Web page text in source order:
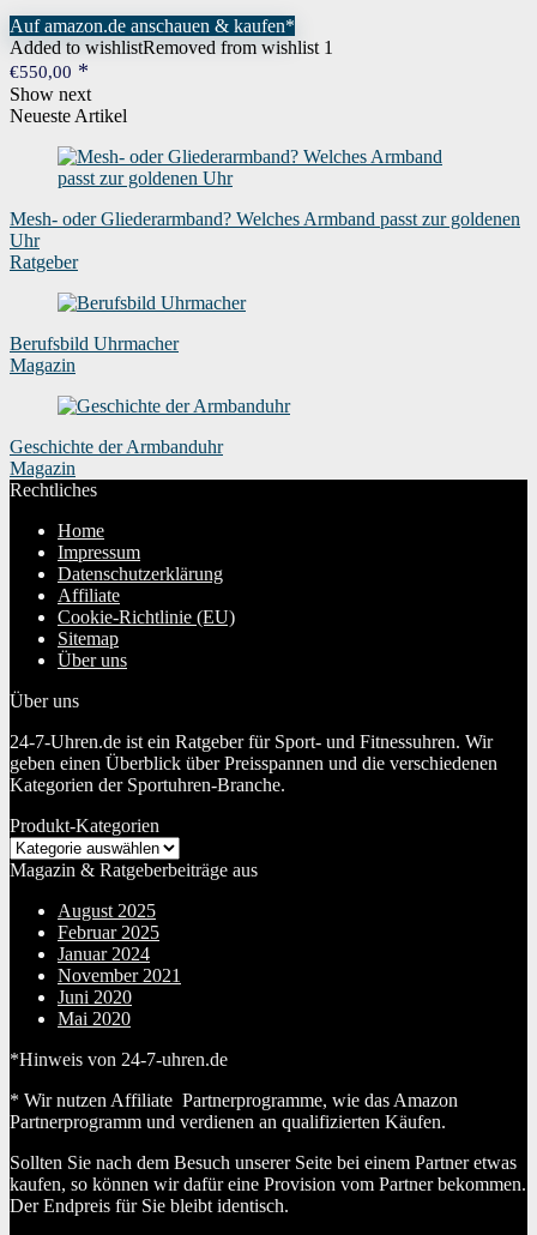
Auf amazon.de anschauen & kaufen*
Added to wishlistRemoved from wishlist 1
€550,00
Show next
Neueste Artikel
Mesh- oder Gliederarmband? Welches Armband passt zur goldenen
Uhr
Ratgeber
Berufsbild Uhrmacher
Magazin
Geschichte der Armbanduhr
Magazin
Rechtliches
Home
Impressum
Datenschutzerklärung
Affiliate
Cookie-Richtlinie (EU)
Sitemap
Über uns
Über uns
24-7-Uhren.de ist ein Ratgeber für Sport- und Fitnessuhren. Wir
geben einen Überblick über Preisspannen und die verschiedenen
Kategorien der Sportuhren-Branche.
Produkt-Kategorien
Magazin & Ratgeberbeiträge aus
August 2025
Februar 2025
Januar 2024
November 2021
Juni 2020
Mai 2020
*Hinweis von 24-7-uhren.de
* Wir nutzen Affiliate Partnerprogramme, wie das Amazon
Partnerprogramm und verdienen an qualifizierten Käufen.
Sollten Sie nach dem Besuch unserer Seite bei einem Partner etwas
kaufen, so können wir dafür eine Provision vom Partner bekommen.
Der Endpreis für Sie bleibt identisch.